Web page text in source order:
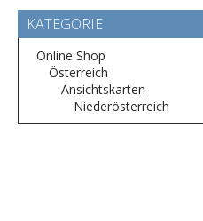
KATEGORIE
Online Shop
Österreich
Ansichtskarten
Niederösterreich